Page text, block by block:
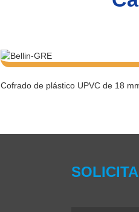
Cofrado de plástico UPVC de 18